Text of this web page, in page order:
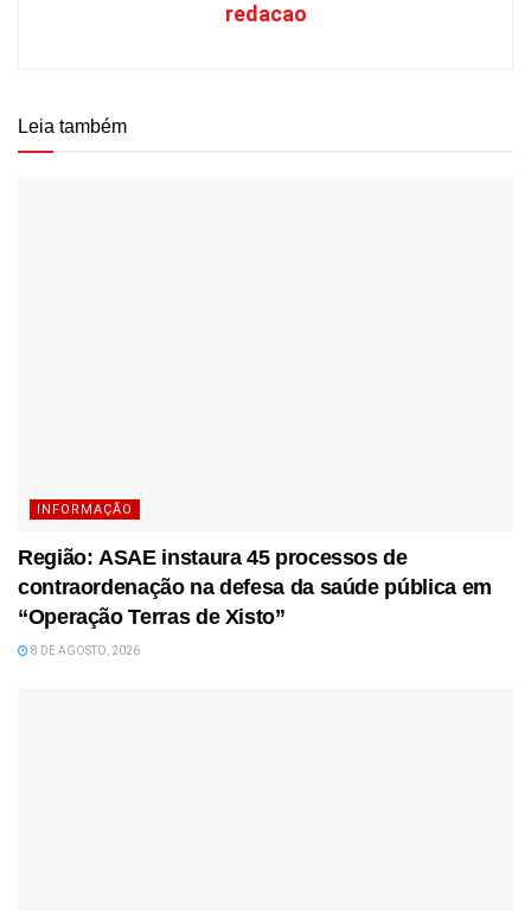
redacao
Leia também
INFORMAÇÃO
Região: ASAE instaura 45 processos de
contraordenação na defesa da saúde pública em
“Operação Terras de Xisto”
8 DE AGOSTO, 2026